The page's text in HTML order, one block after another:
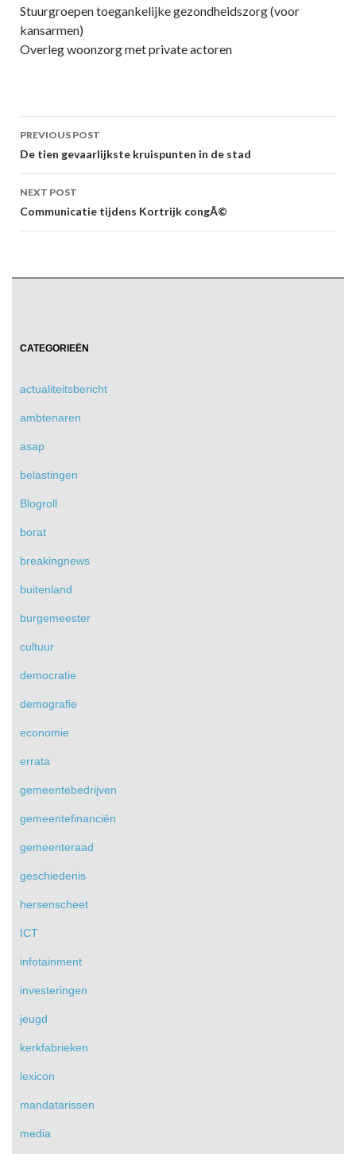
Stuurgroepen toegankelijke gezondheidszorg (voor
kansarmen)
Overleg woonzorg met private actoren
Post
navigation
PREVIOUS POST
De tien gevaarlijkste kruispunten in de stad
NEXT POST
Communicatie tijdens Kortrijk congÃ©
CATEGORIEËN
actualiteitsbericht
ambtenaren
asap
belastingen
Blogroll
borat
breakingnews
buitenland
burgemeester
cultuur
democratie
demografie
economie
errata
gemeentebedrijven
gemeentefinanciën
gemeenteraad
geschiedenis
hersenscheet
ICT
infotainment
investeringen
jeugd
kerkfabrieken
lexicon
mandatarissen
media